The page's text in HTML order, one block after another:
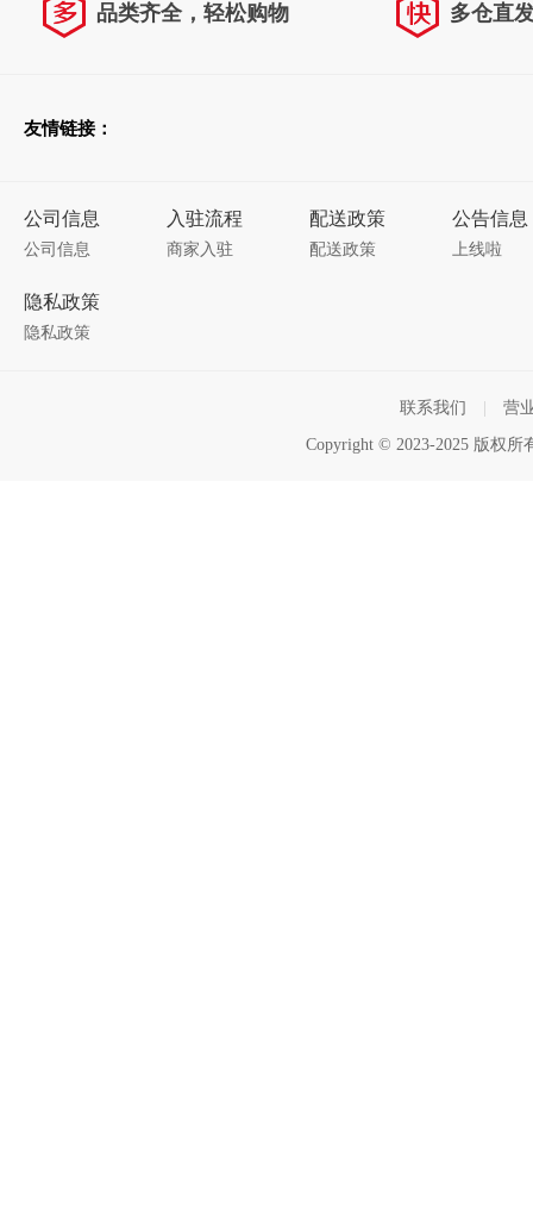
品类齐全，轻松购物 多仓直
友情链接：
公司信息
公司信息
入驻流程
商家入驻
配送政策
配送政策
公告信息
上线啦
隐私政策
隐私政策
联系我们 营
Copyright © 2023-2025 版权所